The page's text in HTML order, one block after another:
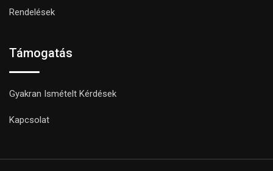
Rendelések
Támogatás
Gyakran Ismételt Kérdések
Kapcsolat